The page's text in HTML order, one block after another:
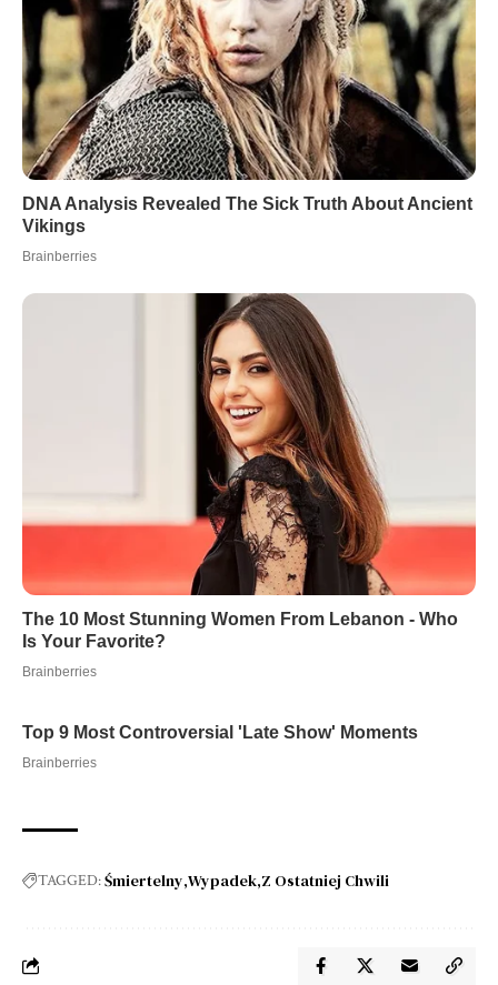
TAGGED:Śmiertelny Wypadek Z Ostatniej Chwili